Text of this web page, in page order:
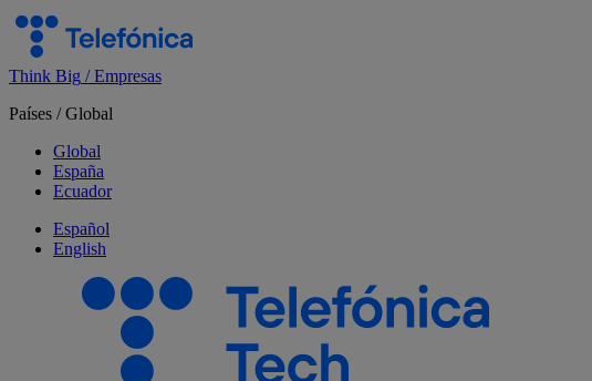
Salta
contenido
Think Big / Empresas
Países /Global
Global
España
Ecuador
Español
English